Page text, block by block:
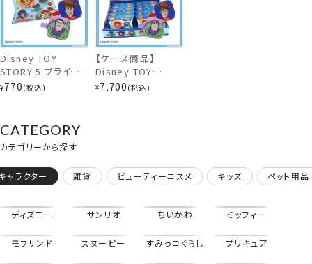
カラビナ付きミニポーチ
Disney TOY
STORY 5 ブラインド
コスメシリーズ 前髪
ディズニー 粧美堂
shobido
¥770 税込
【ケース商品】
Disney TOY
STORY 5 ブラインド
¥7,700 税込
CATEGORY
カテゴリーから探す
ャラクター 雑貨 ビューティーコスメ キッズ ペット用品
ディズニー サンリオ ちいかわ ミッフィー
モフサンド スヌーピー すみっコぐらし プリキュア